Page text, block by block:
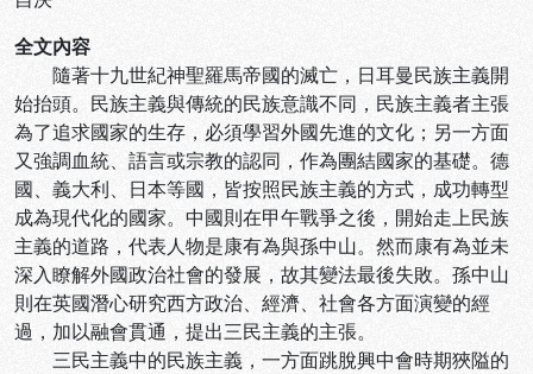
全文內容
隨著十九世紀神聖羅馬帝國的滅亡，日耳曼民族主義開
始抬頭。民族主義與傳統的民族意識不同，民族主義者主張
為了追求國家的生存，必須學習外國先進的文化；另一方面
又強調血統、語言或宗教的認同，作為團結國家的基礎。德
國、義大利、日本等國，皆按照民族主義的方式，成功轉型
成為現代化的國家。中國則在甲午戰爭之後，開始走上民族
主義的道路，代表人物是康有為與孫中山。然而康有為並未
深入瞭解外國政治社會的發展，故其變法最後失敗。孫中山
則在英國潛心研究西方政治、經濟、社會各方面演變的經
過，加以融會貫通，提出三民主義的主張。
三民主義中的民族主義，一方面跳脫興中會時期狹隘的